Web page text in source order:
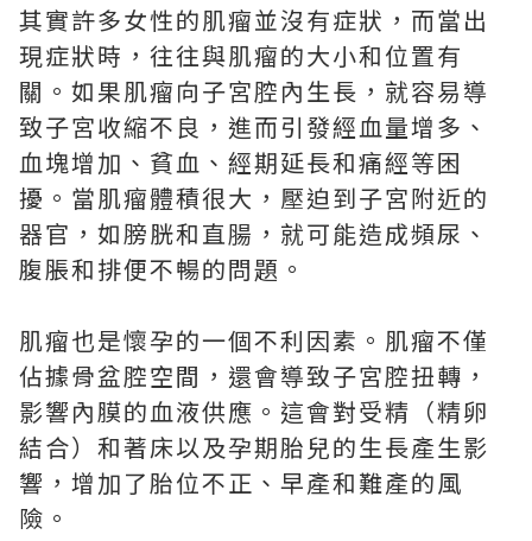
其實許多女性的肌瘤並沒有症狀，而當出
現症狀時，往往與肌瘤的大小和位置有
關。如果肌瘤向子宮腔內生長，就容易導
致子宮收縮不良，進而引發經血量增多、
血塊增加、貧血、經期延長和痛經等困
擾。當肌瘤體積很大，壓迫到子宮附近的
器官，如膀胱和直腸，就可能造成頻尿、
腹脹和排便不暢的問題。
肌瘤也是懷孕的一個不利因素。肌瘤不僅
佔據骨盆腔空間，還會導致子宮腔扭轉，
影響內膜的血液供應。這會對受精（精卵
結合）和著床以及孕期胎兒的生長產生影
響，增加了胎位不正、早產和難產的風
險。